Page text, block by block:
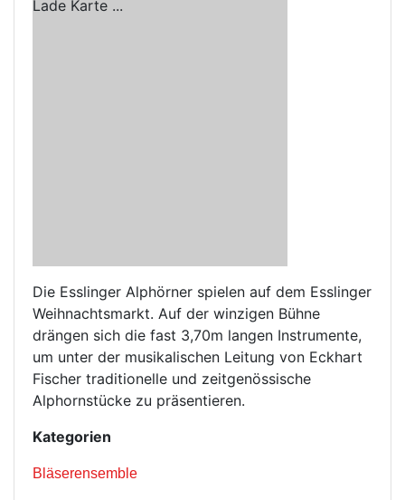
Lade Karte ...
Die Esslinger Alphörner spielen auf dem Esslinger
Weihnachtsmarkt. Auf der winzigen Bühne
drängen sich die fast 3,70m langen Instrumente,
um unter der musikalischen Leitung von Eckhart
Fischer traditionelle und zeitgenössische
Alphornstücke zu präsentieren.
Kategorien
Bläserensemble